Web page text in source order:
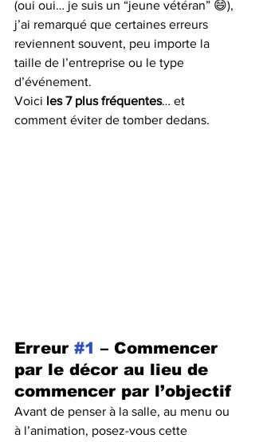
(oui oui… je suis un “jeune vétéran” 😄),
j’ai remarqué que certaines erreurs
reviennent souvent, peu importe la
taille de l’entreprise ou le type
d’événement.
Voici les 7 plus fréquentes… et
comment éviter de tomber dedans.
Erreur #1 – Commencer
par le décor au lieu de
commencer par l’objectif
Avant de penser à la salle, au menu ou
à l’animation, posez-vous cette